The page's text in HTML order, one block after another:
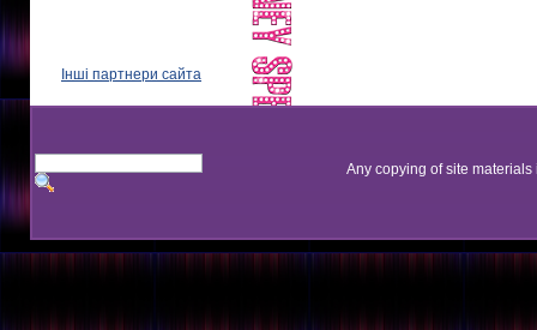
Інші партнери сайта
Any copying of site